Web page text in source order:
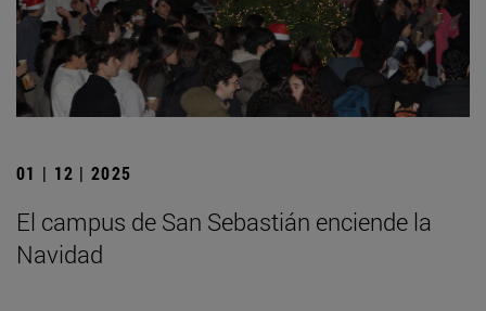
01 | 12 | 2025
El campus de San Sebastián enciende la
Navidad